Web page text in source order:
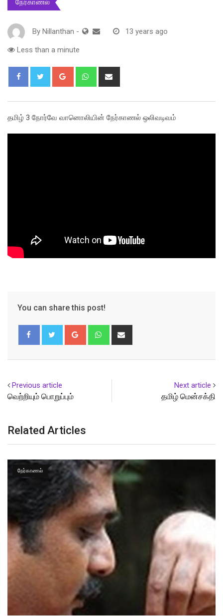
நேர்காணல்
By Nillanthan - 13 years ago
Less than a minute
Google+ Whatsapp
தமிழ் 3 நோர்வே வானொலியின் நேர்காணல் ஒலிவடிவம்
You can share this post!
Google+ Whatsapp
Previous article
வெற்றியும் பொறுப்பும்
Next article
தமிழ் மென்சக்தி
Related Articles
நேர்காணல்